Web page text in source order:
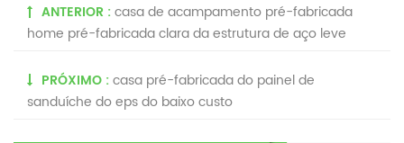
ANTERIOR :casa de acampamento pré-fabricada
home pré-fabricada clara da estrutura de aço leve
PRÓXIMO :casa pré-fabricada do painel de
sanduíche do eps do baixo custo